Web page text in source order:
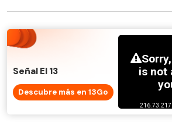
Señal El 13
Descubre más en 13Go